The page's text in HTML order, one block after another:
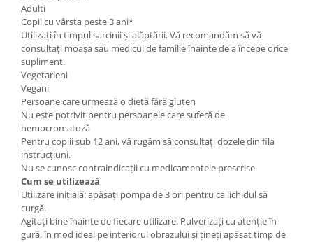
Adulti
Copii cu vârsta peste 3 ani*
Utilizați în timpul sarcinii și alăptării. Vă recomandăm să vă
consultați moașa sau medicul de familie înainte de a începe orice
supliment.
Vegetarieni
Vegani
Persoane care urmează o dietă fără gluten
Nu este potrivit pentru persoanele care suferă de
hemocromatoză
Pentru copiii sub 12 ani, vă rugăm să consultați dozele din fila
instrucțiuni.
Nu se cunosc contraindicații cu medicamentele prescrise.
Cum se utilizează
Utilizare inițială: apăsați pompa de 3 ori pentru ca lichidul să
curgă.
Agitați bine înainte de fiecare utilizare. Pulverizați cu atenție în
gură, în mod ideal pe interiorul obrazului și țineți apăsat timp de